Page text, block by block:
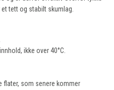
et tett og stabilt skumlag.
ikke over 40°C.
flater, som senere kommer